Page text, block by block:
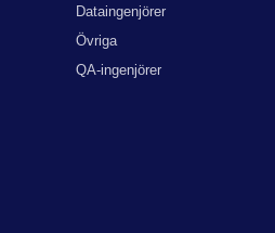
Dataingenjörer
Övriga
QA-ingenjörer